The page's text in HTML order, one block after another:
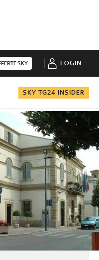
SKY LOGIN
SKY TG24 INSIDER